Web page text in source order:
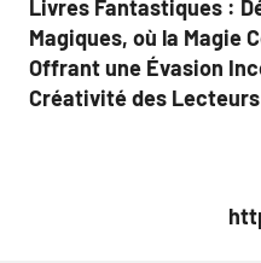
de
l’article
Livres Fantastiques :
Magiques, où la Magie
Offrant une Évasion
Créativité des Lecteurs